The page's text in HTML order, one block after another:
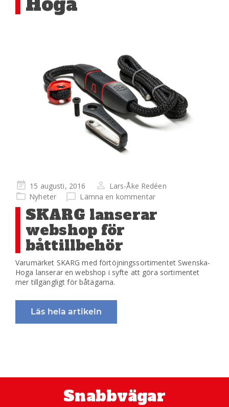
Publicerad
på
15 augusti, 2016
Lars-Åke Redéen
Nyheter
Lämna en kommentar
SKARG lanserar
webshop för
båttillbehör
Varumärket SKARG med förtöjningssortimentet Swenska-
Hoga lanserar en webshop i syfte att göra sortimentet
mer tillgängligt för båtägarna.
Läs hela artikeln
Snabbvägar